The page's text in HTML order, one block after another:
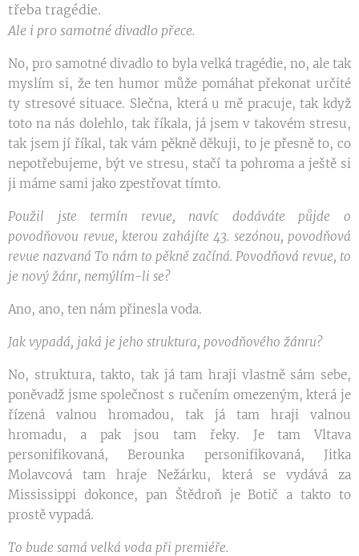
třeba tragédie.
Ale i pro samotné divadlo přece.
No, pro samotné divadlo to byla velká tragédie, no, ale tak
myslím si, že ten humor může pomáhat překonat určité
ty stresové situace. Slečna, která u mě pracuje, tak když
toto na nás dolehlo, tak říkala, já jsem v takovém stresu,
tak jsem jí říkal, tak vám pěkně děkuji, to je přesně to, co
nepotřebujeme, být ve stresu, stačí ta pohroma a ještě si
ji máme sami jako zpestřovat tímto.
Použil jste termín revue, navíc dodáváte půjde o
povodňovou revue, kterou zahájíte 43. sezónou, povodňová
revue nazvaná To nám to pěkně začíná. Povodňová revue, to
je nový žánr, nemýlím-li se?
Ano, ano, ten nám přinesla voda.
Jak vypadá, jaká je jeho struktura, povodňového žánru?
No, struktura, takto, tak já tam hraji vlastně sám sebe,
poněvadž jsme společnost s ručením omezeným, která je
řízená valnou hromadou, tak já tam hraji valnou
hromadu, a pak jsou tam řeky. Je tam Vltava
personifikovaná, Berounka personifikovaná, Jitka
Molavcová tam hraje Nežárku, která se vydává za
Mississippi dokonce, pan Štědroň je Botič a takto to
prostě vypadá.
To bude samá velká voda při premiéře.